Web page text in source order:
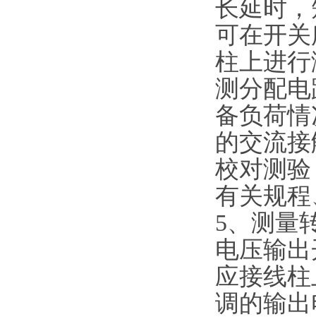
长延时
可在开
柱上进
测分配
备负荷
的交流
校对测
有关规
5、测量
电压输
应接线
调的输